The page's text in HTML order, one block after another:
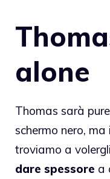
alone
Thomas sarà
schermo nero, ma
troviamo a
dare spessore a